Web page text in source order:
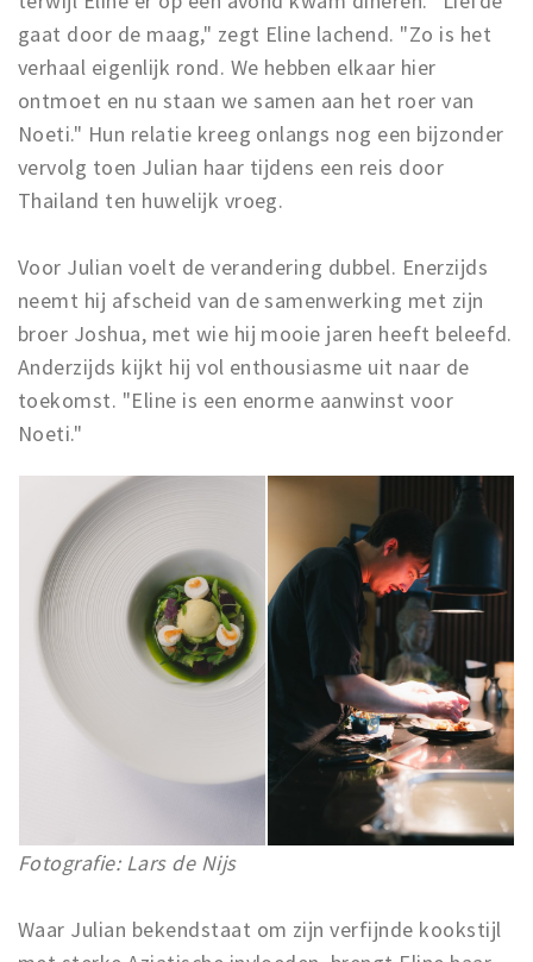
gaat door de maag," zegt Eline lachend. "Zo is het
verhaal eigenlijk rond. We hebben elkaar hier
ontmoet en nu staan we samen aan het roer van
Noeti." Hun relatie kreeg onlangs nog een bijzonder
vervolg toen Julian haar tijdens een reis door
Thailand ten huwelijk vroeg.
Voor Julian voelt de verandering dubbel. Enerzijds
neemt hij afscheid van de samenwerking met zijn
broer Joshua, met wie hij mooie jaren heeft beleefd.
Anderzijds kijkt hij vol enthousiasme uit naar de
toekomst. "Eline is een enorme aanwinst voor
Noeti."
Fotografie: Lars de Nijs
Waar Julian bekendstaat om zijn verfijnde kookstijl